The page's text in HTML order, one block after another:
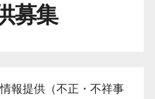
募集
報提供（不正・不祥事